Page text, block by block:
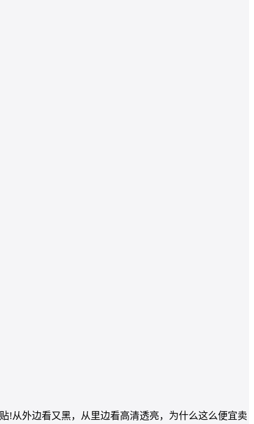
!从外边看又黑，从里边看高清透亮，为什么这么便宜卖